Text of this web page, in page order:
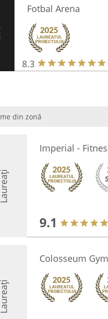
Fotbal Arena
8.3
din zonă
Laureați
Imperial -
9.1
Laureați
Colosseum Gym